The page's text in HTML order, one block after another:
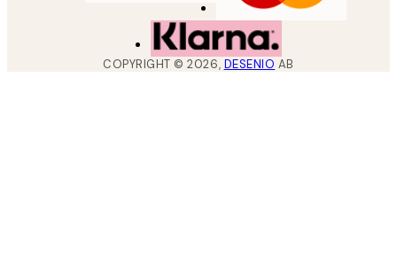
COPYRIGHT ©2026, DESENIO AB